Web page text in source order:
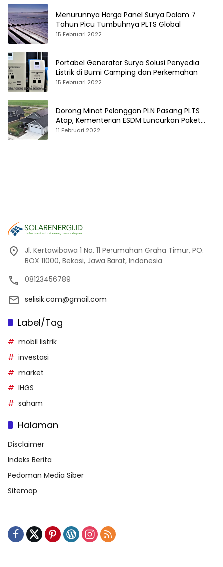
Menurunnya Harga Panel Surya Dalam 7
Tahun Picu Tumbuhnya PLTS Global
15 Februari 2022
Portabel Generator Surya Solusi Penyedia
Listrik di Bumi Camping dan Perkemahan
15 Februari 2022
Dorong Minat Pelanggan PLN Pasang PLTS
Atap, Kementerian ESDM Luncurkan Paket
Hibah SEF
11 Februari 2022
Jl. Kertawibawa 1 No. 11 Perumahan Graha Timur, PO.
BOX 11000, Bekasi, Jawa Barat, Indonesia
08123456789
selisik.com@gmail.com
Label/Tag
mobil listrik
investasi
market
IHGS
saham
Halaman
Disclaimer
Indeks Berita
Pedoman Media Siber
Sitemap